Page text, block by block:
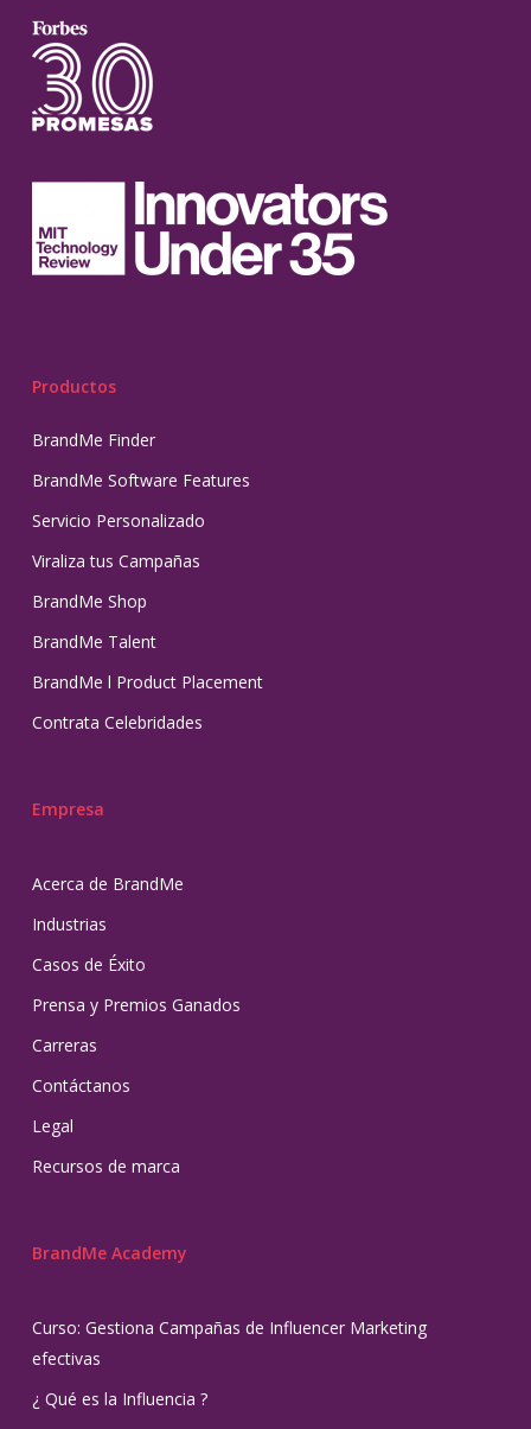
Productos
BrandMe Finder
BrandMe Software Features
Servicio Personalizado
Viraliza tus Campañas
BrandMe Shop
BrandMe Talent
BrandMe l Product Placement
Contrata Celebridades
Empresa
Acerca de BrandMe
Industrias
Casos de Éxito
Prensa y Premios Ganados
Carreras
Contáctanos
Legal
Recursos de marca
BrandMe Academy
Curso: Gestiona Campañas de Influencer Marketing
efectivas
¿ Qué es la Influencia ?